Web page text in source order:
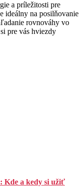
a príležitosti pre
ideálny na posilňovanie
rovnováhy vo
pre vás hviezdy
Kde a kedy si užiť